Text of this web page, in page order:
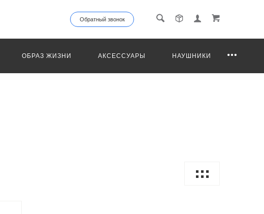
Обратный звонок
ОБРАЗ ЖИЗНИ АКСЕССУАРЫ НАУШНИКИ